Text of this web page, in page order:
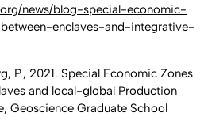
news/blog-special-economic-
enclaves-and-integrative-
P., 2021. Special Economic Zones
and local-global Production
Geoscience Graduate School